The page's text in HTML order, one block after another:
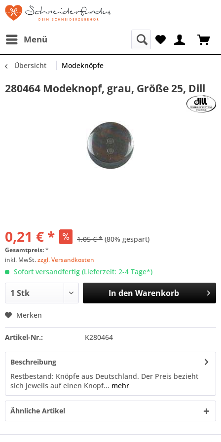
Menü
Übersicht Modeknöpfe
280464 Modeknopf, grau, Größe 25, Dill
0,21 € * 1,05 € * (80% gespart)
Gesamtpreis:*
inkl. MwSt.zzgl. Versandkosten
Sofort versandfertig (Lieferzeit: 2-4 Tage*)
In den Warenkorb
Merken
Artikel-Nr.: K280464
Beschreibung
Restbestand: Knöpfe aus Deutschland. Der Preis bezieht
sich jeweils auf einen Knopf... mehr
Ähnliche Artikel